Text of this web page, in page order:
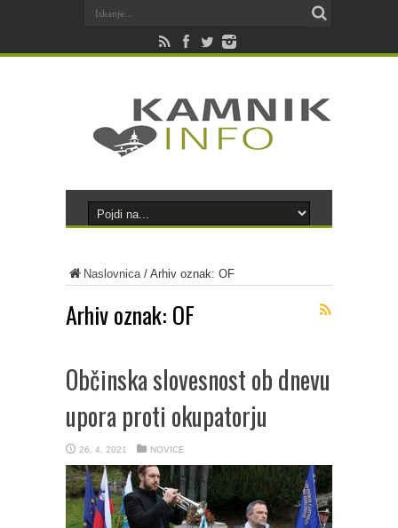
Naslovnica/ Arhiv oznak: OF
Arhiv oznak: OF
Občinska slovesnost ob dnevu
upora proti okupatorju
26. 4. 2021 NOVICE